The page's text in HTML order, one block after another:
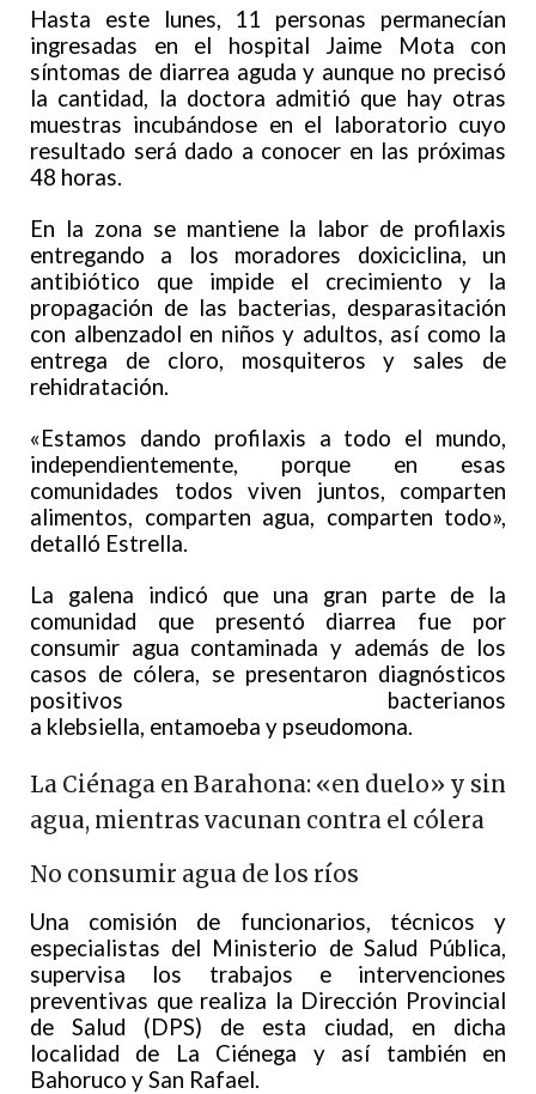
Hasta este lunes, 11 personas permanecían
ingresadas en el hospital Jaime Mota con
síntomas de diarrea aguda y aunque no precisó
la cantidad, la doctora admitió que hay otras
muestras incubándose en el laboratorio cuyo
resultado será dado a conocer en las próximas
48 horas.
En la zona se mantiene la labor de profilaxis
entregando a los moradores doxiciclina, un
antibiótico que impide el crecimiento y la
propagación de las bacterias, desparasitación
con albenzadol en niños y adultos, así como la
entrega de cloro, mosquiteros y sales de
rehidratación.
«Estamos dando profilaxis a todo el mundo,
independientemente, porque en esas
comunidades todos viven juntos, comparten
alimentos, comparten agua, comparten todo»,
detalló Estrella.
La galena indicó que una gran parte de la
comunidad que presentó diarrea fue por
consumir agua contaminada y además de los
casos de cólera, se presentaron diagnósticos
positivos bacterianos
a klebsiella, entamoeba y pseudomona.
La Ciénaga en Barahona: «en duelo» y sin
agua, mientras vacunan contra el cólera
No consumir agua de los ríos
Una comisión de funcionarios, técnicos y
especialistas del Ministerio de Salud Pública,
supervisa los trabajos e intervenciones
preventivas que realiza la Dirección Provincial
de Salud (DPS) de esta ciudad, en dicha
localidad de La Ciénega y así también en
Bahoruco y San Rafael.